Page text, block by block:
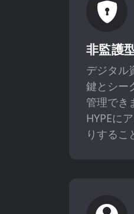
非監護
デジタル
鍵とシー
管理でき
HYPEに
りするこ